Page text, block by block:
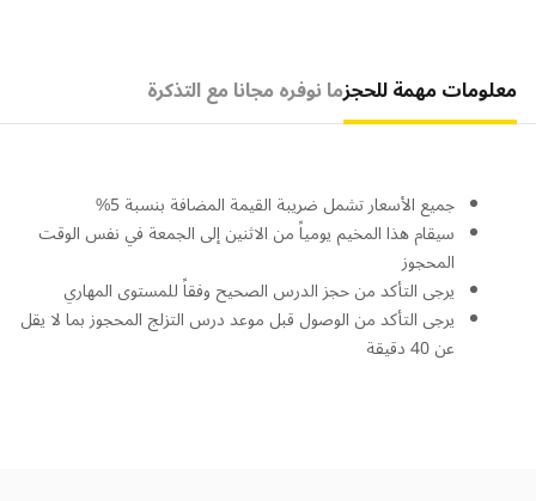
معلومات مهمة للحجزما نوفره مجانا مع التذكرة
جميع الأسعار تشمل ضريبة القيمة المضافة بنسبة 5%
سيقام هذا المخيم يومياً من الاثنين إلى الجمعة في نفس الوقت
المحجوز
يرجى التأكد من حجز الدرس الصحيح وفقاً للمستوى المهاري
يرجى التأكد من الوصول قبل موعد درس التزلج المحجوز بما لا يقل
عن 40 دقيقة